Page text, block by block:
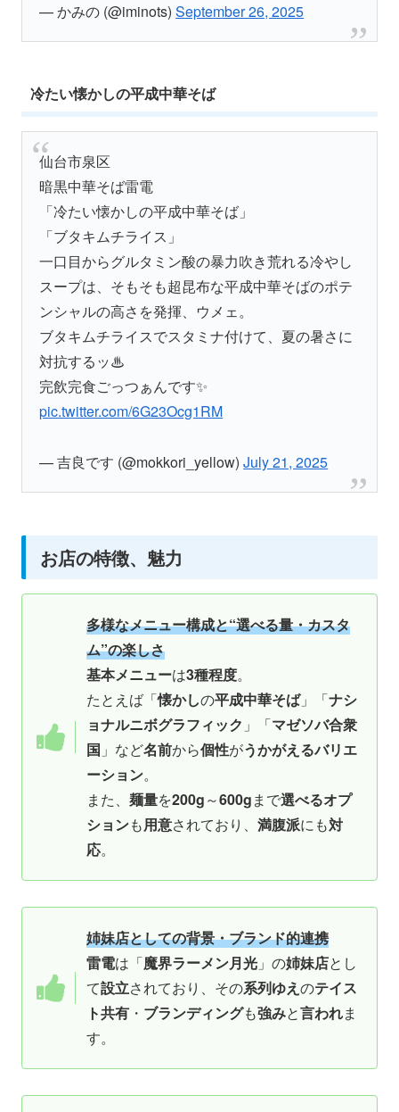
— かみの (@iminots)September 26, 2025
冷たい懐かしの平成中華そば
仙台市泉区
暗黒中華そば雷電
「冷たい懐かしの平成中華そば」
「ブタキムチライス」
一口目からグルタミン酸の暴力吹き荒れる冷やし
スープは、そもそも超昆布な平成中華そばのポテ
ンシャルの高さを発揮、ウメェ。
ブタキムチライスでスタミナ付けて、夏の暑さに
対抗するッ♨
完飲完食ごっつぁんです✨
pic.twitter.com/6G23Ocg1RM
— 吉良です (@mokkori_yellow)July 21, 2025
お店の特徴、魅力
多様なメニュー構成と“選べる量・カスタ
ム”の楽しさ
基本メニューは3種程度。
たとえば「懐かしの平成中華そば」「ナシ
ョナルニボグラフィック 」「マゼソバ合衆
国 」など名前から個性がうかがえるバリエ
ーション。
また、 麺量を200g～600gまで選べるオプ
ションも用意されており、 満腹派にも対
応。
姉妹店としての背景・ブランド的連携
雷電は「魔界ラーメン月光 」の姉妹店とし
て設立されており、その系列ゆえのテイス
ト共有 ・ ブランディングも強みと言われま
す。